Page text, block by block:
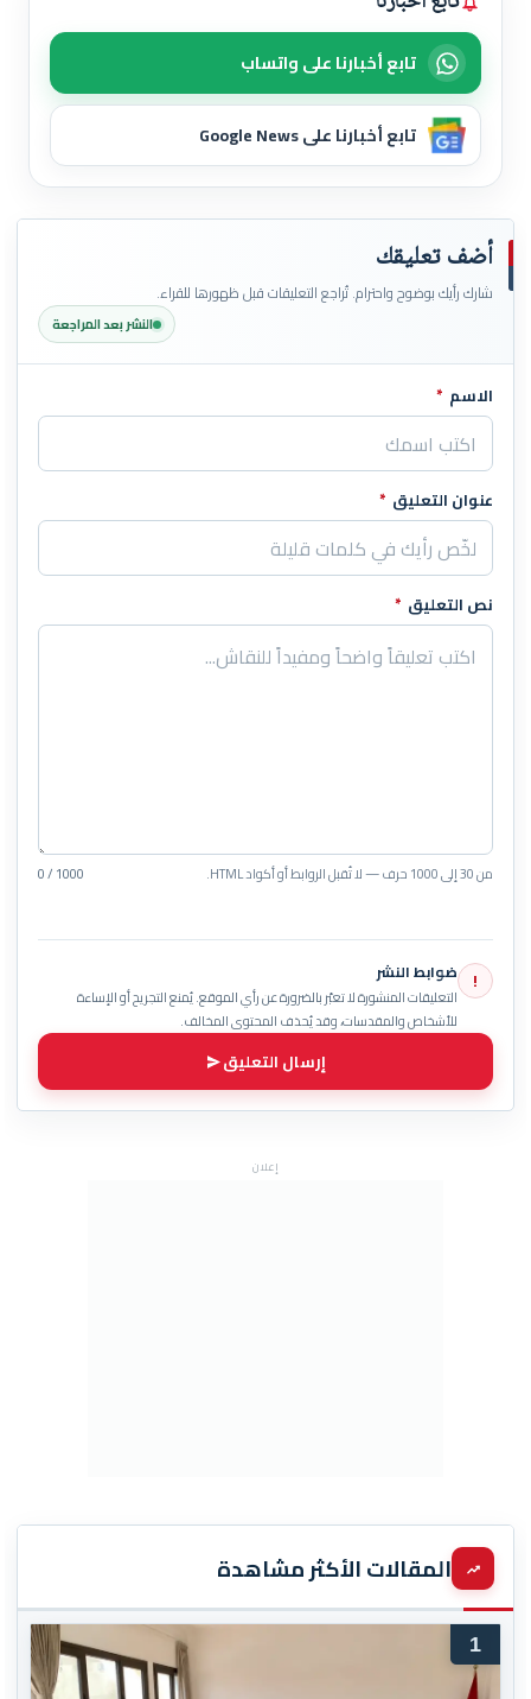
تابع أخبارنا على واتساب
تابع أخبارنا على Google News
أضف تعليقك
شارك رأيك بوضوح واحترام. تُراجع التعليقات قبل ظهورها للقراء.
النشر بعد المراجعة
اترك هذا الحقل فارغاً
الاسم *
عنوان التعليق *
نص التعليق *
من 30 إلى 1000 حرف — لا تُقبل الروابط أو أكواد HTML. 0 / 1000
! ضوابط النشر
التعليقات المنشورة لا تعبّر بالضرورة عن رأي الموقع. يُمنع التجريح أو الإساءة
للأشخاص والمقدسات، وقد يُحذف المحتوى المخالف.
إرسال التعليق
إعلان
المقالات الأكثر مشاهدة
1